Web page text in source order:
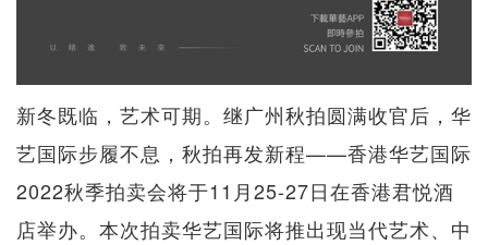
新冬既临，艺术可期。继广州秋拍圆满收官后，华
艺国际步履不息，秋拍再发新程——香港华艺国际
2022秋季拍卖会将于11月25-27日在香港君悦酒
店举办。本次拍卖华艺国际将推出现当代艺术、中